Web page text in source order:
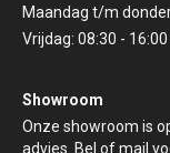
Maandag t/m
Vrijdag: 08:30 -
Showroom
Onze showroom is
advies. Bel of mail